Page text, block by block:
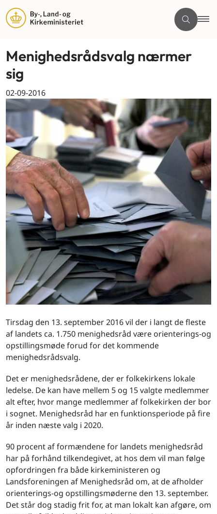
Menighedsrådsvalg nærmer
sig
02-09-2016
Tirsdag den 13. september 2016 vil der i langt de fleste
af landets ca. 1.750 menighedsråd være orienterings-og
opstillingsmøde forud for det kommende
menighedsrådsvalg.
Det er menighedsrådene, der er folkekirkens lokale
ledelse. De kan have mellem 5 og 15 valgte medlemmer
alt efter, hvor mange medlemmer af folkekirken der bor
i sognet. Menighedsråd har en funktionsperiode på fire
år inden næste valg i 2020.
90 procent af formændene for landets menighedsråd
har på forhånd tilkendegivet, at hos dem vil man følge
opfordringen fra både kirkeministeren og
Landsforeningen af Menighedsråd om, at de afholder
orienterings-og opstillingsmøderne den 13. september.
Det står dog stadig frit for, at man lokalt kan afgøre, om